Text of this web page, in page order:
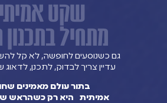
שקט אמיתי
מתחיל בתכנון נכון
כשנוסעים לחופשה, לא קל להשתחרר באמת.
עדיין צריך לבדוק, לתכנן, לדאוג שהכל יסתדר.
בתור עולם מאמינים שחופשה
אמיתית היא רק כשהראש שקט לגמרי.